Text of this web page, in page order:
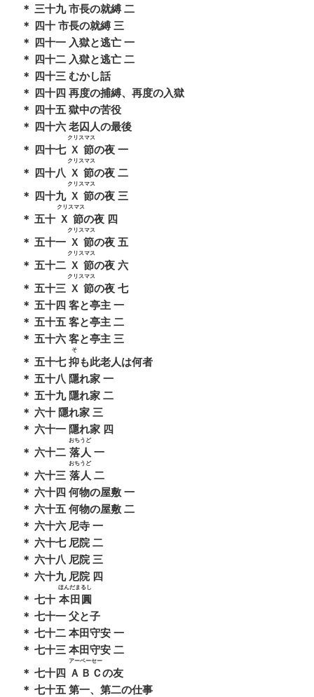
＊ 三十九 市長の就縛 二
＊ 四十 市長の就縛 三
＊ 四十一 入獄と逃亡 一
＊ 四十二 入獄と逃亡 二
＊ 四十三 むかし話
＊ 四十四 再度の捕縛、再度の入獄
＊ 四十五 獄中の苦役
＊ 四十六 老囚人の最後
＊ 四十七 Ｘ節
クリスマス
の夜 一
＊ 四十八 Ｘ節
クリスマス
の夜 二
＊ 四十九 Ｘ節
クリスマス
の夜 三
＊ 五十 Ｘ節
クリスマス
の夜 四
＊ 五十一 Ｘ節
クリスマス
の夜 五
＊ 五十二 Ｘ節
クリスマス
の夜 六
＊ 五十三 Ｘ節
クリスマス
の夜 七
＊ 五十四 客と亭主 一
＊ 五十五 客と亭主 二
＊ 五十六 客と亭主 三
＊ 五十七抑
そ
も此老人は何者
＊ 五十八 隱れ家 一
＊ 五十九 隱れ家 二
＊ 六十 隱れ家 三
＊ 六十一 隱れ家 四
＊ 六十二 落人
おちうど
一
＊ 六十三 落人
おちうど
二
＊ 六十四 何物の屋敷 一
＊ 六十五 何物の屋敷 二
＊ 六十六 尼寺 一
＊ 六十七 尼院 二
＊ 六十八 尼院 三
＊ 六十九 尼院 四
＊ 七十 本田圓
ほんだまるし
＊ 七十一 父と子
＊ 七十二 本田守安 一
＊ 七十三 本田守安 二
＊ 七十四 ＡＢＣ
アーベーセー
の友
＊ 七十五 第一、第二の仕事